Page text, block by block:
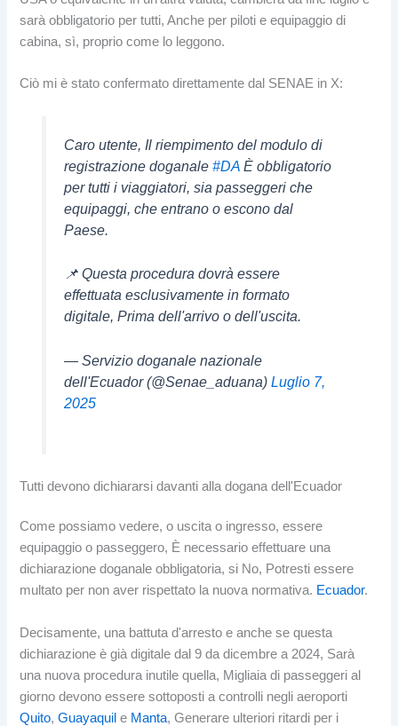
sarà obbligatorio per tutti, Anche per piloti e equipaggio di
cabina, sì, proprio come lo leggono.
Ciò mi è stato confermato direttamente dal SENAE in X:
Caro utente, Il riempimento del modulo di
registrazione doganale #DAÈ obbligatorio
per tutti i viaggiatori, sia passeggeri che
equipaggi, che entrano o escono dal
Paese.
📌 Questa procedura dovrà essere
effettuata esclusivamente in formato
digitale, Prima dell'arrivo o dell'uscita.
— Servizio doganale nazionale
dell'Ecuador (@Senae_aduana) Luglio 7,
2025
Tutti devono dichiararsi davanti alla dogana dell'Ecuador
Come possiamo vedere, o uscita o ingresso, essere
equipaggio o passeggero, È necessario effettuare una
dichiarazione doganale obbligatoria, si No, Potresti essere
multato per non aver rispettato la nuova normativa. Ecuador.
Decisamente, una battuta d'arresto e anche se questa
dichiarazione è già digitale dal 9 da dicembre a 2024, Sarà
una nuova procedura inutile quella, Migliaia di passeggeri al
giorno devono essere sottoposti a controlli negli aeroporti
Quito,Guayaquil e Manta, Generare ulteriori ritardi per i